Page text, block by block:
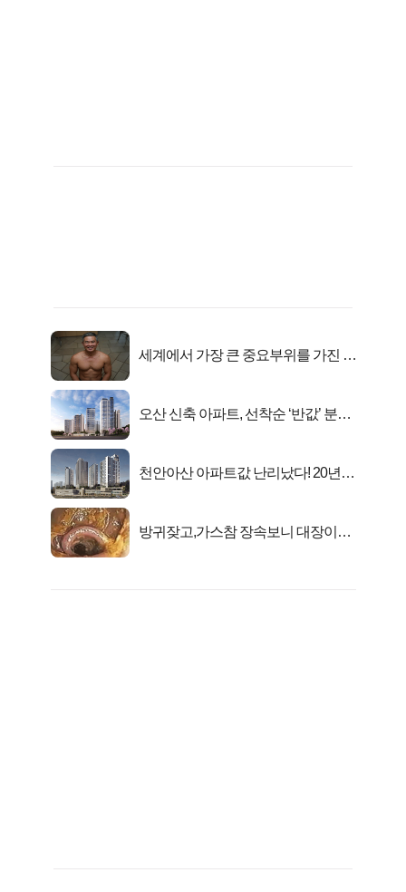
세계에서 가장 큰 중요부위를 가진 남
오산 신축 아파트, 선착순 ‘반값’ 분양
천안아산 아파트값 난리났다! 20년
방귀잦고,가스참 장속보니 대장이아